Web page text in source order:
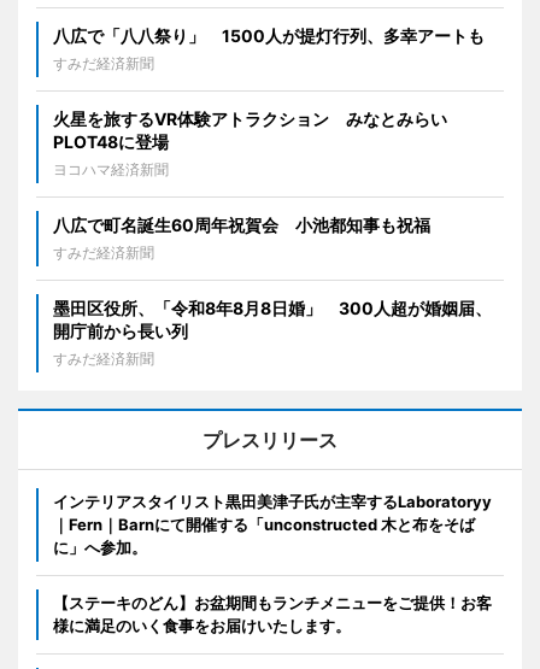
八広で「八八祭り」 1500人が提灯行列、多幸アートも
すみだ経済新聞
火星を旅するVR体験アトラクション みなとみらい
PLOT48に登場
ヨコハマ経済新聞
八広で町名誕生60周年祝賀会 小池都知事も祝福
すみだ経済新聞
墨田区役所、「令和8年8月8日婚」 300人超が婚姻届、
開庁前から長い列
すみだ経済新聞
プレスリリース
インテリアスタイリスト黒田美津子氏が主宰するLaboratoryy
｜Fern｜Barnにて開催する「unconstructed 木と布をそば
に」へ参加。
【ステーキのどん】お盆期間もランチメニューをご提供！お客
様に満足のいく食事をお届けいたします。